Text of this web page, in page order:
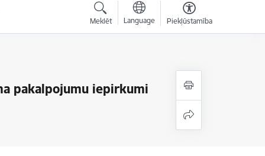
Meklēt Language Piekļūstamība
pakalpojumu iepirkumi